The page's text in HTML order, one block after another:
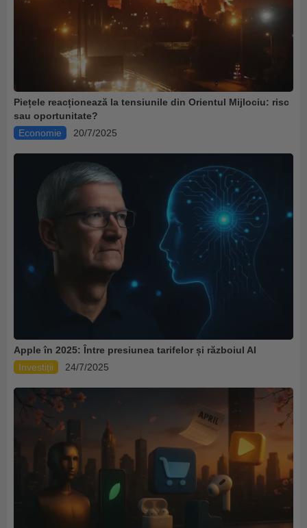
Piețele reacționează la tensiunile din Orientul Mijlociu: risc
sau oportunitate?
Economie
20/7/2025
‍Apple în 2025: Între presiunea tarifelor și războiul AI
Investiții
24/7/2025